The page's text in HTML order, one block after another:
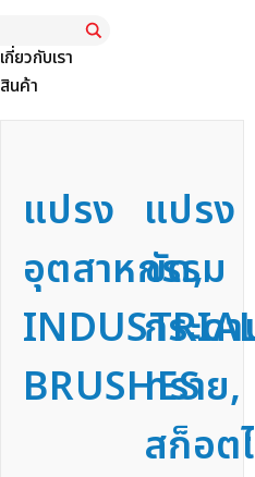
เกี่ยวกับเรา
สินค้า
แปรง
อุตสาหกรรม
BRUSHES
แปรง
ขัด,
กระด
ทราย,
สก็อต